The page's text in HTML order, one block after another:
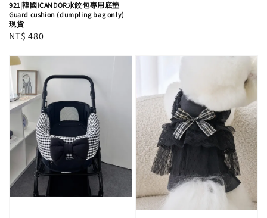
921|韓國ICANDOR水餃包專用底墊
Guard cushion (dumpling bag only)
現貨
Regular
NT$ 480